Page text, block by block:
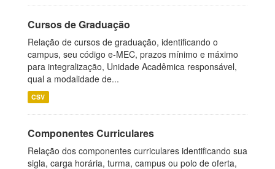
Cursos de Graduação
Relação de cursos de graduação, identificando o
campus, seu código e-MEC, prazos mínimo e máximo
para integralização, Unidade Acadêmica responsável,
qual a modalidade de...
CSV
Componentes Curriculares
Relação dos componentes curriculares identificando sua
sigla, carga horária, turma, campus ou polo de oferta,